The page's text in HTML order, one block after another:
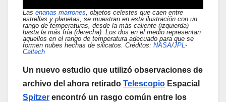
Las enanas marrones , objetos celestes que caen entre
estrellas y planetas, se muestran en esta ilustración con un
rango de temperaturas, desde la más caliente (izquierda)
hasta la más fría (derecha). Los dos en el medio representan
aquellos en el rango de temperatura adecuado para que se
formen nubes hechas de silicatos. Créditos: NASA/JPL -
Caltech
Un nuevo estudio que utilizó observaciones de
archivo del ahora retirado Telescopio Espacial
Spitzer encontró un rasgo común entre los